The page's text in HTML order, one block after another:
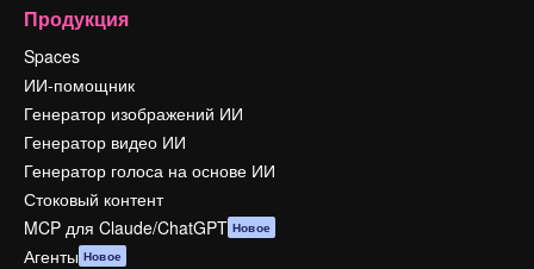
Продукция
Spaces
ИИ-помощник
Генератор изображений ИИ
Генератор видео ИИ
Генератор голоса на основе ИИ
Стоковый контент
MCP для Claude/ChatGPT Новое
Агенты Новое